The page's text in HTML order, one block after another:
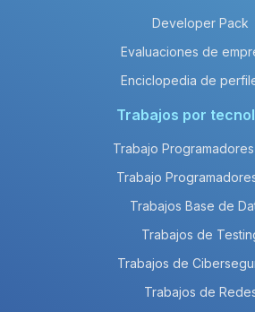
Developer Pack
Evaluaciones de
Enciclopedia de
Trabajos por
Trabajo Programadores
Trabajo
Trabajos Base de
Trabajos de
Trabajos de
Trabajos de